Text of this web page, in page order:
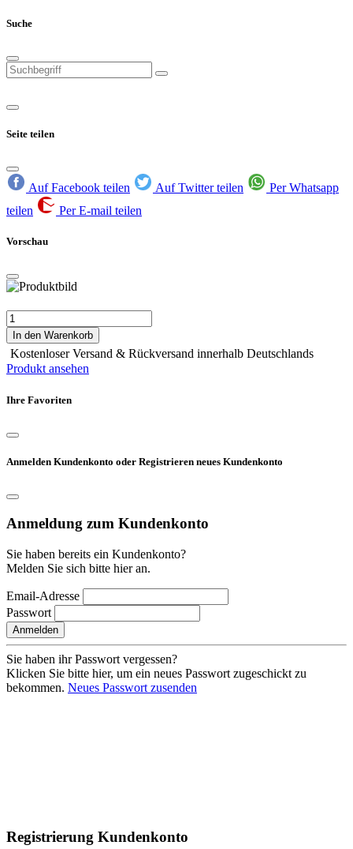
Suche
Seite teilen
Auf Facebook teilen Auf Twitter teilen
Per Whatsapp
teilen
Per E-mail teilen
Vorschau
In den Warenkorb
Kostenloser Versand & Rückversand innerhalb Deutschlands
Produkt ansehen
Ihre Favoriten
Anmelden Kundenkonto oder Registrieren neues Kundenkonto
Anmeldung zum Kundenkonto
Sie haben bereits ein Kundenkonto?
Melden Sie sich bitte hier an.
Email-Adresse
Passwort
Anmelden
Sie haben ihr Passwort vergessen?
Klicken Sie bitte hier, um ein neues Passwort zugeschickt zu
bekommen. Neues Passwort zusenden
Registrierung Kundenkonto